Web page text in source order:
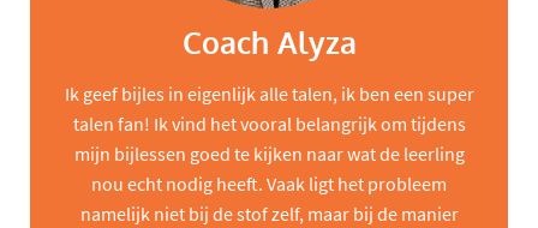
Coach Alyza
Ik geef bijles in eigenlijk alle talen, ik ben een super
talen fan! Ik vind het vooral belangrijk om tijdens
mijn bijlessen goed te kijken naar wat de leerling
nou echt nodig heeft. Vaak ligt het probleem
namelijk niet bij de stof zelf, maar bij de manier